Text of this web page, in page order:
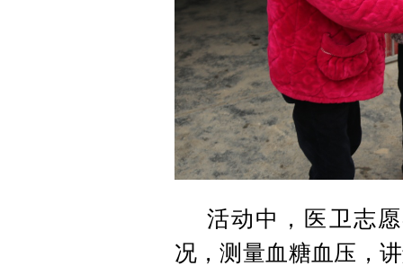
活动中，医卫志
况，测量血糖血压，